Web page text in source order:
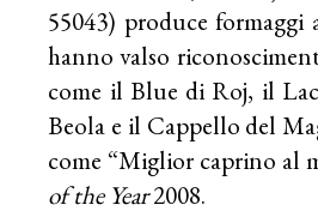
55043) produce formaggi
hanno valso
come il Blue di Roj, il
Beola e il Cappello del
come “Miglior caprino al
of the Year2008.